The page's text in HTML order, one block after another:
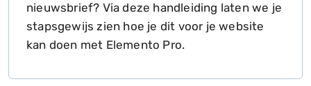
nieuwsbrief? Via deze handleiding laten we je
stapsgewijs zien hoe je dit voor je website
kan doen met Elemento Pro.